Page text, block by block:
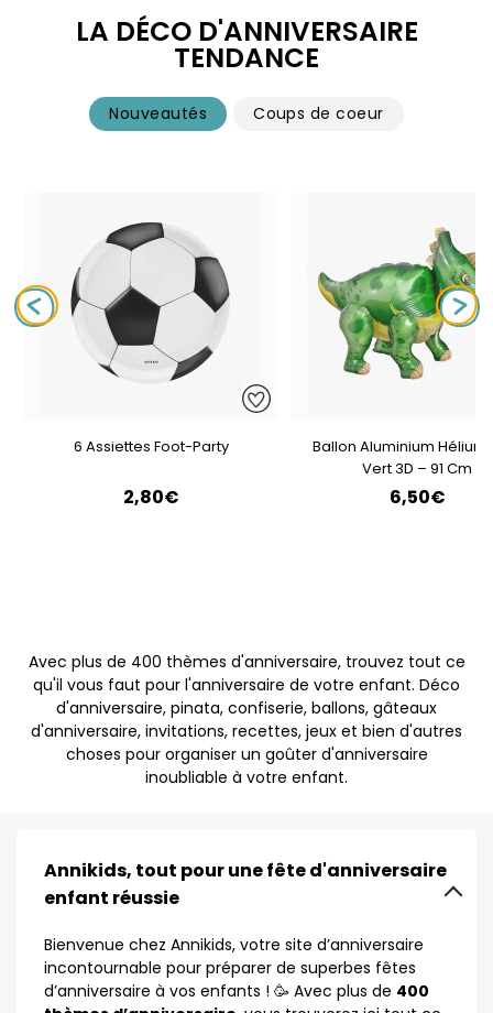
LA DÉCO D'ANNIVERSAIRE
TENDANCE
Nouveautés Coups de coeur
6 Assiettes Foot-Party
2,80€
Ballon Aluminium Hélium
Vert 3D – 91 Cm
6,50€
Avec plus de 400 thèmes d'anniversaire, trouvez tout ce
qu'il vous faut pour l'anniversaire de votre enfant. Déco
d'anniversaire, pinata, confiserie, ballons, gâteaux
d'anniversaire, invitations, recettes, jeux et bien d'autres
choses pour organiser un goûter d'anniversaire
inoubliable à votre enfant.
Annikids, tout pour une fête d'anniversaire
enfant réussie
Bienvenue chez Annikids, votre site d’anniversaire
incontournable pour préparer de superbes fêtes
d’anniversaire à vos enfants ! 🥳 Avec plus de 400